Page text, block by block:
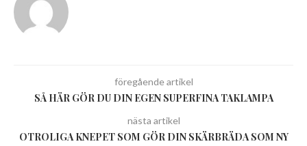
föregående artikel
SÅ HÄR GÖR DU DIN EGEN SUPERFINA TAKLAMPA
nästa artikel
OTROLIGA KNEPET SOM GÖR DIN SKÄRBRÄDA SOM NY